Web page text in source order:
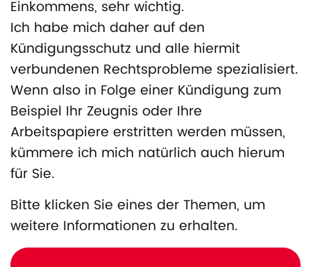
Einkommens, sehr wichtig.
Ich habe mich daher auf den
Kündigungsschutz und alle hiermit
verbundenen Rechtsprobleme spezialisiert.
Wenn also in Folge einer Kündigung zum
Beispiel Ihr Zeugnis oder Ihre
Arbeitspapiere erstritten werden müssen,
kümmere ich mich natürlich auch hierum
für Sie.
Bitte klicken Sie eines der Themen, um
weitere Informationen zu erhalten.